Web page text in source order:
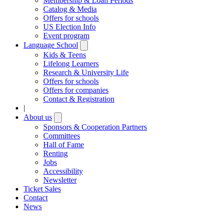
Catalog & Media
Offers for schools
US Election Info
Event program
Language School
submenu
Kids & Teens
Lifelong Learners
Research & University Life
Offers for schools
Offers for companies
Contact & Registration
|
About us
submenu
Sponsors & Cooperation Partners
Committees
Hall of Fame
Renting
Jobs
Accessibility
Newsletter
Ticket Sales
Contact
News